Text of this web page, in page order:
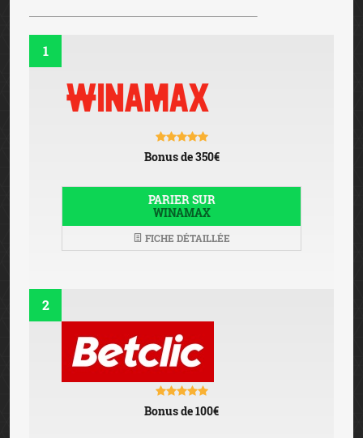
1
Bonus de 350€
PARIER SUR
WINAMAX
FICHE DÉTAILLÉE
2
Bonus de 100€